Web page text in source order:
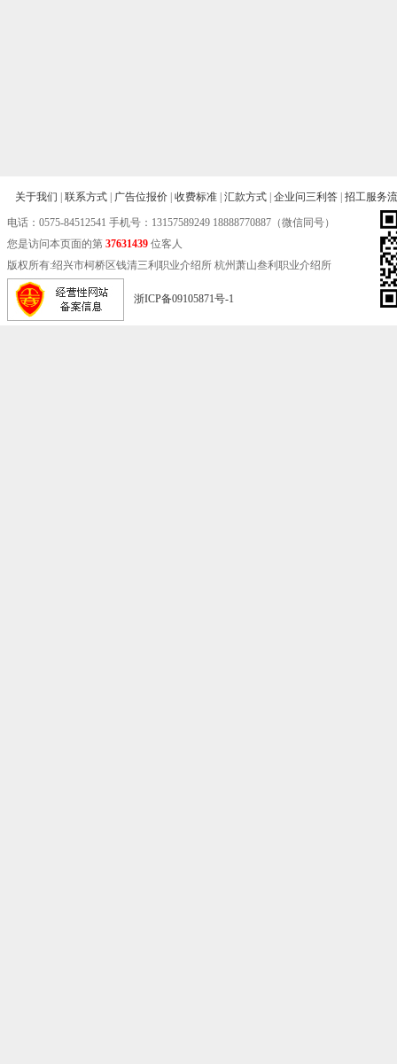
关于我们 联系方式 广告位报价 收费标准 汇款方式 企业问三利答 招工服务
电话： 0575-84512541 手机号：13157589249 18888770887（微信同号）
您是访问本页面的第 37631439 位客人
版权所有:绍兴市柯桥区钱清三利职业介绍所 杭州萧山叁利职业介绍所
浙ICP备09105871号-1